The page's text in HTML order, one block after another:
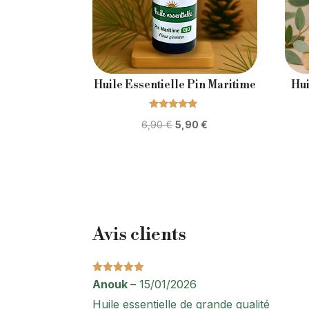
Huile Essentielle Pin Maritime
5.00
6,90€ Le
5,90 €
Avis clients
Note5sur
5Anouk– 15/01/2026
Huile essentielle de grande qualité